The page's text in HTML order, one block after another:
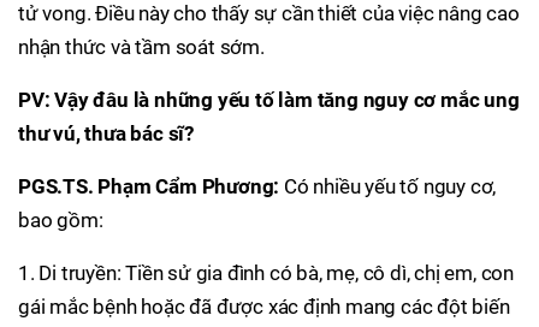
tử vong. Điều này cho thấy sự cần thiết của việc nâng cao
nhận thức và tầm soát sớm.
PV: Vậy đâu là những yếu tố làm tăng nguy cơ mắc ung
thư vú, thưa bác sĩ?
PGS.TS. Phạm Cẩm Phương: Có nhiều yếu tố nguy cơ,
bao gồm:
1. Di truyền: Tiền sử gia đình có bà, mẹ, cô dì, chị em, con
gái mắc bệnh hoặc đã được xác định mang các đột biến